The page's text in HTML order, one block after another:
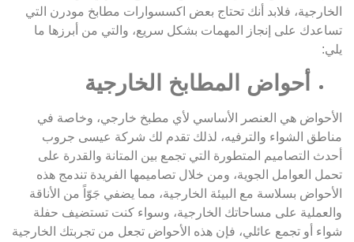
الخارجية، فلابد أنك تحتاج بعض اكسسوارات مطابخ مودرن التي
تساعدك على إنجاز المهمات بشكل سريع، والتي من أبرزها ما
يلي:
أحواض المطابخ الخارجية
الأحواض هي العنصر الأساسي لأي مطبخ خارجي، وخاصة في
مناطق الشواء والترفيه، لذلك تقدم لك شركة عيسى جروب
أحدث التصاميم المتطورة التي تجمع بين المتانة والقدرة على
تحمل العوامل الجوية، ومن خلال تصاميمها الفريدة تندمج هذه
الأحواض بسلاسة مع البيئة الخارجية، مما يضفي جَوّاً من الأناقة
والعملية على مساحاتك الخارجية، وسواء كنت تستضيف حفلة
شواء أو تجمع عائلي، فإن هذه الأحواض تجعل من تجربتك الخارجية